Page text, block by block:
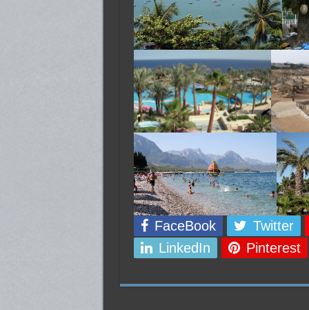
FaceBook
Twitter
LinkedIn
Pinterest